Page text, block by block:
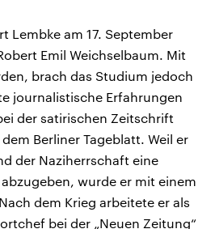
Lembke am 17. September
Emil Weichselbaum. Mit
brach das Studium jedoch
journalistische Erfahrungen
der satirischen Zeitschrift
Berliner Tageblatt. Weil er
der Naziherrschaft eine
wurde er mit einem
dem Krieg arbeitete er als
bei der „Neuen Zeitung“